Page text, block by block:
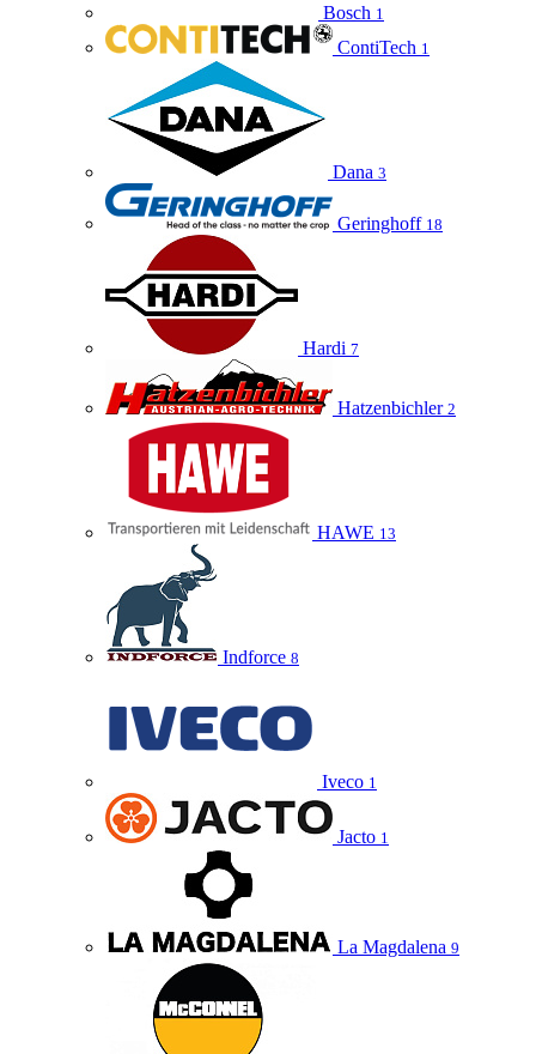
Bosch 1
ContiTech 1
Dana 3
Geringhoff 18
Hardi 7
Hatzenbichler 2
HAWE 13
Indforce 8
Iveco 1
Jacto 1
La Magdalena 9